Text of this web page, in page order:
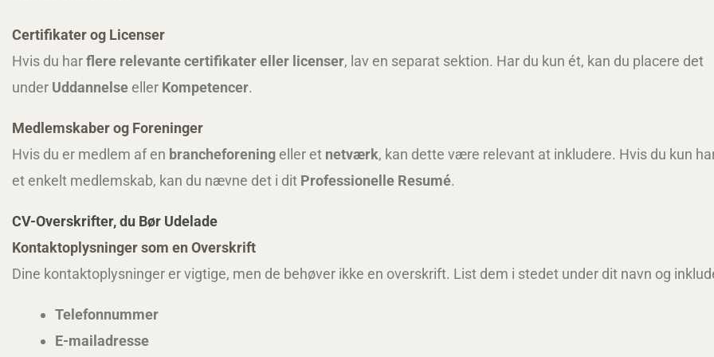
Certifikater og Licenser
Hvis du harflere relevante certifikater eller licenser, lav en separat sektion. Har du kun ét, kan du placere det
under Uddannelse eller Kompetencer.
Medlemskaber og Foreninger
Hvis du er medlem af en brancheforening eller et netværk, kan dette være relevant at inkludere. Hvis du kun
et enkelt medlemskab, kan du nævne det i dit Professionelle Resumé.
CV-Overskrifter, du Bør Udelade
Kontaktoplysninger som en Overskrift
Dine kontaktoplysninger er vigtige, men de behøver ikke en overskrift. List dem i stedet under dit navn og
Telefonnummer
E-mailadresse